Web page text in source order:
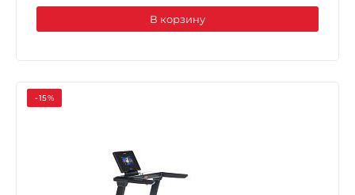
В корзину
-15%